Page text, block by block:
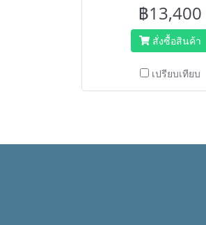
฿13,400
สั่งซื้อสินค้า
เปรียบเทียบ